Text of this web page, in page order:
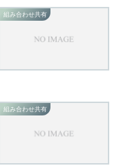
組み合わせ共有
組み合わせ共有